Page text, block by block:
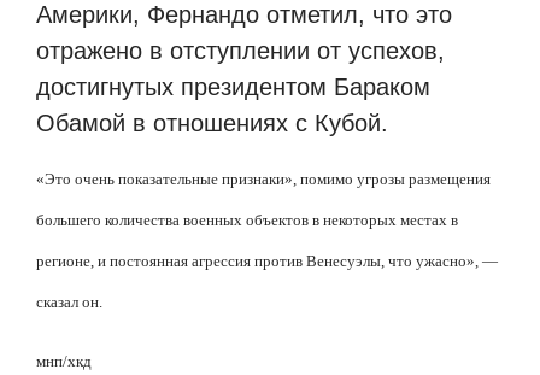
Америки, Фернандо отметил, что это
отражено в отступлении от успехов,
достигнутых президентом Бараком
Обамой в отношениях с Кубой.
«Это очень показательные признаки», помимо угрозы размещения
большего количества военных объектов в некоторых местах в
регионе, и постоянная агрессия против Венесуэлы, что ужасно», —
сказал он.
мнп/хкд